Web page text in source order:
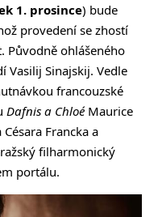
1. prosince) bude
provedení se zhostí
Původně ohlášeného
Vasilij Sinajskij. Vedle
francouzské
Dafnis a ChloéMaurice
Francka a
filharmonický
portálu.